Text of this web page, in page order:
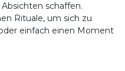
schaffen.
Rituale, um sich zu
einfach einen Moment